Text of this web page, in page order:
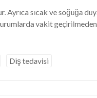
sıcak ve soğuğa
vakit
Diş tedavisi